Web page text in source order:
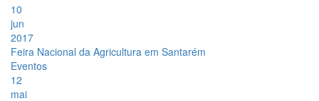
10
jun
2017
Feira Nacional da Agricultura em Santarém
Eventos
12
mai